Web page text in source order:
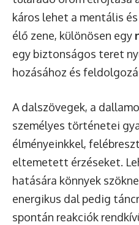
káros lehet a mentális
élő zene, különösen egy
egy biztonságos teret
hozásához és
A dalszövegek, a
személyes történetei
élményeinkkel,
eltemetett érzéseket.
hatására könnyek
energikus dal pedig
spontán reakciók